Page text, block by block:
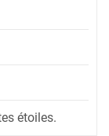
étoiles.